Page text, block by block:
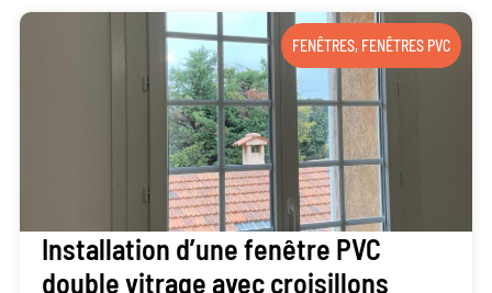
FENÊTRES, FENÊTRES PVC
Installation d’une fenêtre PVC
double vitrage avec croisillons